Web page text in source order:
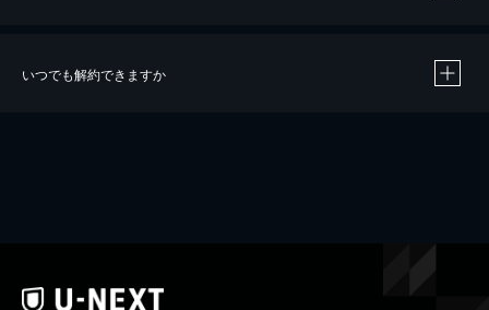
いつでも解約できますか